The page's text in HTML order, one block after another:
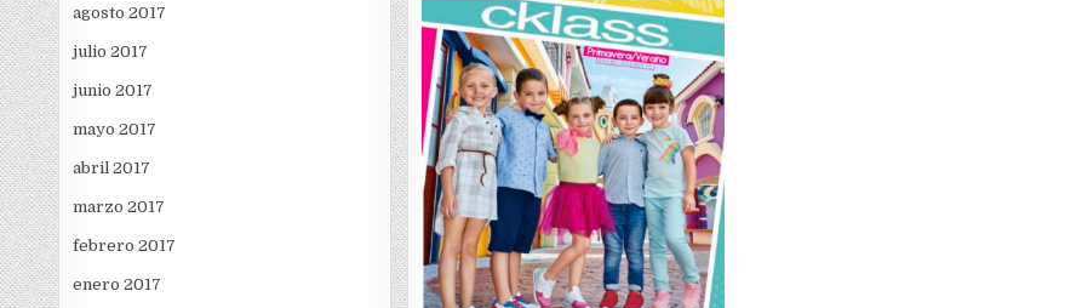
agosto 2017
julio 2017
junio 2017
mayo 2017
abril 2017
marzo 2017
febrero 2017
enero 2017